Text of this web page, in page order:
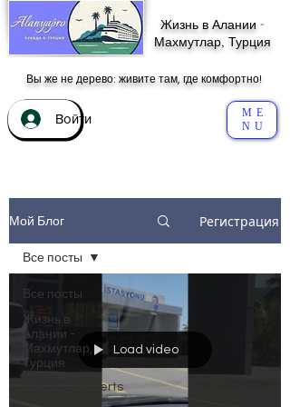
Жизнь в Алании -
Махмутлар, Турция
Вы же не дерево: живите там, где комфортно!
Войти
ME
NU
Мой Блог Регистрация
Все посты
Жизнь в
Алании -
Махмутлар,
Турция
alanya_desserts
Все посты
Load video